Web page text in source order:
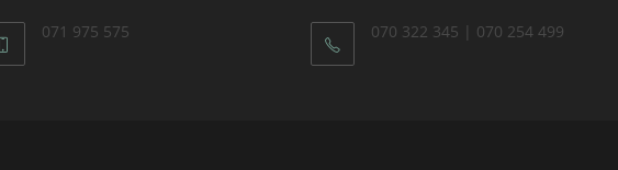
071 975 575 070 322 345 | 070 254 499